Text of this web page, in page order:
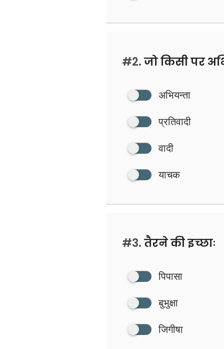
#2.जो किसी पर
अभियन्ता
प्रतिवादी
वादी
याचक
#3.तैरने की इच्छाः
पिपासा
बुभुक्षा
जिगीषा